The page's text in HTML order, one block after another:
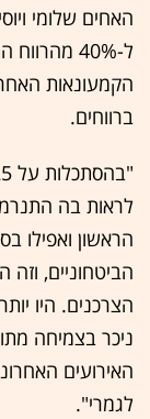
האחים שלומי
ל-40%
הקמעונאות
ברווחים.
לראות בה
הביטחוניים,
הצרכנים. היו
ניכר בצמיחה
האירועים
לגמרי".